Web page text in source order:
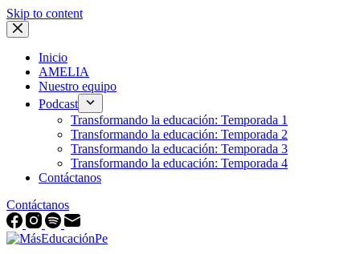
Skip to content
Inicio
AMELIA
Nuestro equipo
Podcast
Transformando la educación: Temporada 1
Transformando la educación: Temporada 2
Transformando la educación: Temporada 3
Transformando la educación: Temporada 4
Contáctanos
Contáctanos